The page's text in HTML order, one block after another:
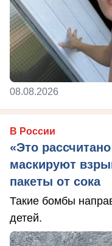
08.08.2026
В России
«Это
маскируют
пакеты от сока
Такие бомбы
детей.